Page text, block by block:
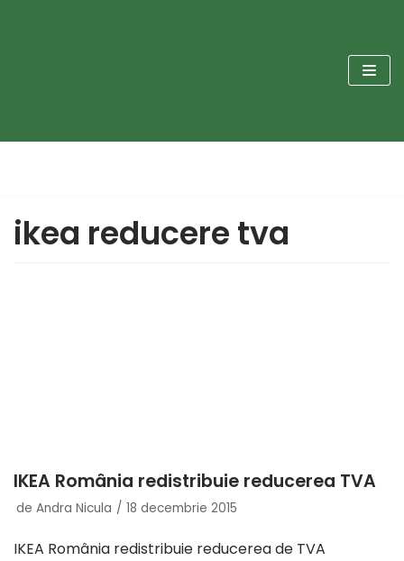
ikea reducere tva
IKEA România redistribuie reducerea TVA
de Andra Nicula 18 decembrie 2015
IKEA România redistribuie reducerea de TVA